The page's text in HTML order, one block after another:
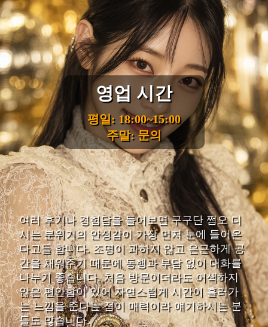
영업 시간
평일: 18:00~15:00
주말: 문의
여러 후기나 경험담을 들어보면 구구단 쩜오 디
시는 분위기의 안정감이 가장 먼저 눈에 들어온
다고들 합니다. 조명이 과하지 않고 은근하게 공
간을 채워주기 때문에 동행과 부담 없이 대화를
나누기 좋습니다. 처음 방문이더라도 어색하지
않은 편안함이 있어 자연스럽게 시간이 흘러가
는 느낌을 준다는 점이 매력이라 얘기하시는 분
들도 많습니다.